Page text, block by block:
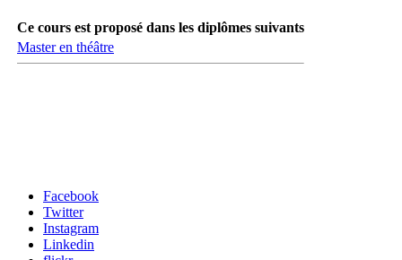
Ce cours est proposé dans les diplômes suivants
Master en théâtre
Facebook
Twitter
Instagram
Linkedin